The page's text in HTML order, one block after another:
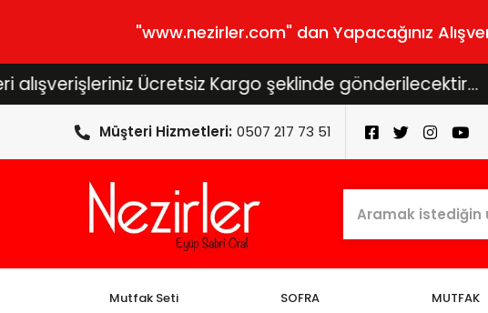
"www.nezirler.com" dan Yapacağınız
Ücretsiz Kargo şeklinde gönderilecektir...
Müşteri Hizmetleri: 0507 217 73 51
Mutfak Seti SOFRA MUTFAK